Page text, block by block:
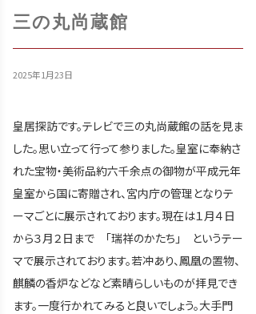
三の丸尚蔵館
2025年1月23日
皇居探訪です。テレビで三の丸尚蔵館の話を見ま
した。思い立って行って参りました。皇室に奉納さ
れた宝物・美術品約六千余点の御物が平成元年
皇室から国に寄贈され、宮内庁の管理となりテ
ーマごとに展示されております。現在は１月４日
から３月２日まで 「瑞祥のかたち」 というテー
マで展示されております。若冲あり、鳳凰の置物、
麒麟の香炉などなど素晴らしいものが拝見でき
ます。一度行かれてみると良いでしょう。大手門